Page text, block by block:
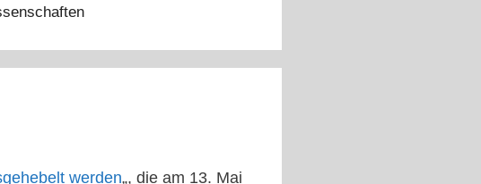
werden„, die am 13. Mai